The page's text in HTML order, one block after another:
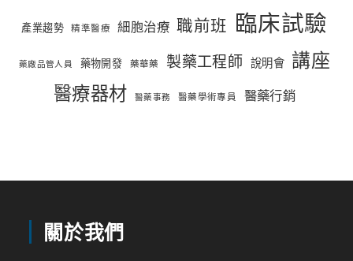
產業趨勢 精準醫療 細胞治療 職前班 臨床試驗
藥廠品管人員 藥物開發 藥華藥 製藥工程師 說明會 講座
醫療器材 醫藥事務 醫藥學術專員 醫藥行銷
關於我們